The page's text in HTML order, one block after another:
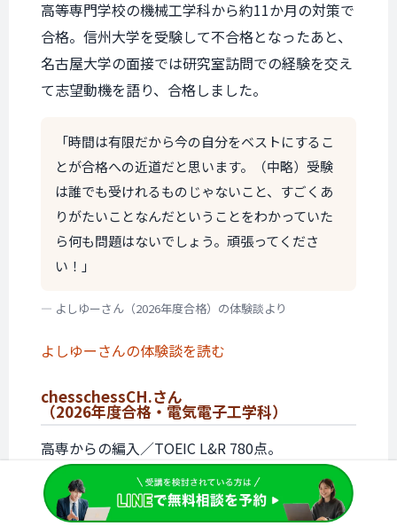
高等専門学校の機械工学科から約11か月の対策で
合格。信州大学を受験して不合格となったあと、
名古屋大学の面接では研究室訪問での経験を交え
て志望動機を語り、合格しました。
「時間は有限だから今の自分をベストにするこ
とが合格への近道だと思います。（中略）受験
は誰でも受けれるものじゃないこと、すごくあ
りがたいことなんだということをわかっていた
ら何も問題はないでしょう。頑張ってくださ
い！」
— よしゆーさん（2026年度合格）の体験談より
よしゆーさんの体験談を読む
chesschessCH.さん
（2026年度合格・電気電子工学科）
高専からの編入／TOEIC L&R 780点。
「TOEICの公式問題集では、もっと1冊ごとに丁